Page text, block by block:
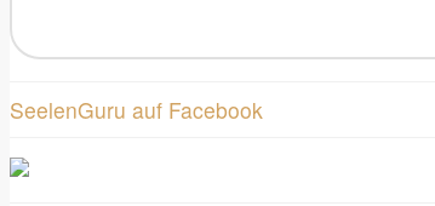
SeelenGuru auf Facebook